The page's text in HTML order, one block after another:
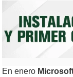
En enero